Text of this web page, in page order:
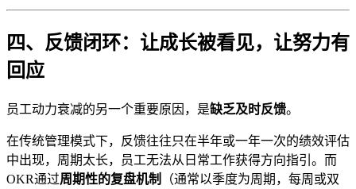
四、反馈闭环：让成长被看见，让努力有
回应
员工动力衰减的另一个重要原因，是缺乏及时反馈。
在传统管理模式下，反馈往往只在半年或一年一次的绩效评估
中出现，周期太长，员工无法从日常工作获得方向指引。而
OKR通过周期性的复盘机制
（通常以季度为周期，每周或双